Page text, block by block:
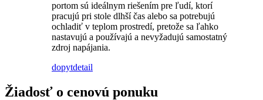
portom sú ideálnym riešením pre ľudí, ktorí
pracujú pri stole dlhší čas alebo sa potrebujú
ochladiť v teplom prostredí, pretože sa ľahko
nastavujú a používajú a nevyžadujú samostatný
zdroj napájania.
dopytdetail
Žiadosť o cenovú ponuku